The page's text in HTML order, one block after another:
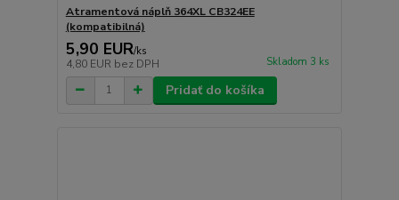
Atramentová náplň 364XL CB324EE
(kompatibilná)
5,90 EUR/ks
4,80 EUR bez DPH Skladom 3 ks
Pridať do košíka